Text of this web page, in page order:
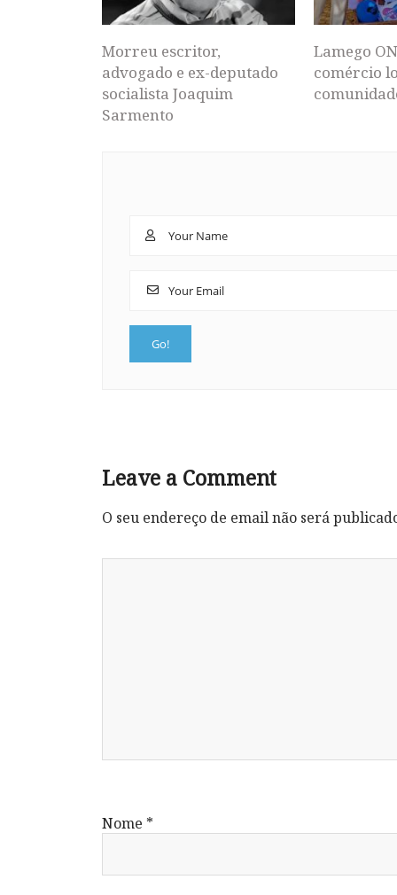
Morreu escritor,
advogado e ex-deputado
socialista Joaquim
Sarmento
Lamego
comércio
Leave a Comment
O seu endereço de email não será
Nome *